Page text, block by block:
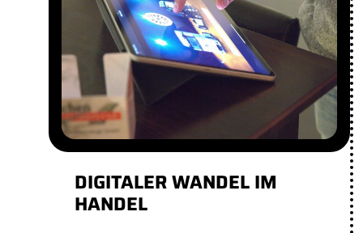
DIGITALER WANDEL IM
HANDEL